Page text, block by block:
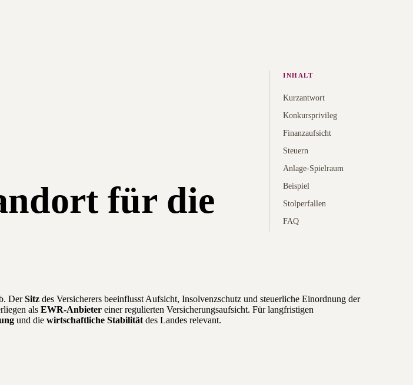
für die
DerSitz des Versicherers beeinflusst Aufsicht, Insolvenzschutz und steuerliche Einordnung der
als EWR-Anbieter einer regulierten Versicherungsaufsicht. Für langfristigen
und die wirtschaftliche Stabilität des Landes relevant.
INHALT
Kurzantwort
Konkursprivileg
Finanzaufsicht
Steuern
Anlage-Spielraum
Beispiel
Stolperfallen
FAQ